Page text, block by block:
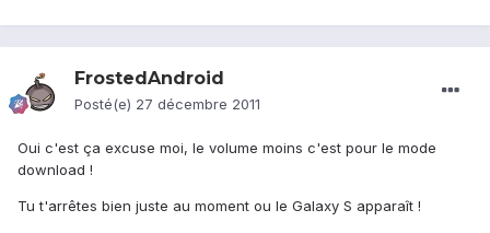
FrostedAndroid
Posté(e) 27 décembre 2011
Oui c'est ça excuse moi, le volume moins c'est pour le mode
download !
Tu t'arrêtes bien juste au moment ou le Galaxy S apparaît !